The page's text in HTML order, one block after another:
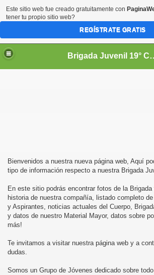
Brigada Juvenil 19°
Bienvenidos a nuestra nueva página web, Aquí
tipo de información respecto a nuestra Brigada
En este sitio podrás encontrar fotos de la
historia de nuestra compañía, listado completo
y Aspirantes, noticias actuales del Cuerpo,
y datos de nuestro Material Mayor, datos sobre
más!
Te invitamos a visitar nuestra página web y a
dudas.
Somos un Grupo de Jóvenes dedicado sobre
Este sitio web fue creado gratuitamente con
tener tu propio sitio web?
REGÍSTRATE GRATIS